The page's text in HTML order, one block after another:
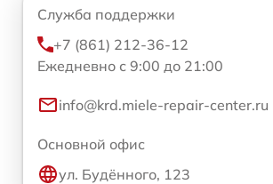
Служба поддержки
+7 (861) 212-36-12
Ежедневно с 9:00 до 21:00
info@krd.miele-repair-center.ru
Основной офис
ул. Будённого, 123